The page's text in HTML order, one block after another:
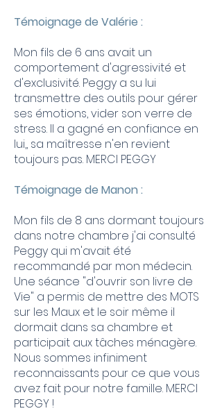
Témoignage de Valérie :
Mon fils de 6 ans avait un
comportement d'agressivité et
d'exclusivité. Peggy a su lui
transmettre des outils pour gérer
ses émotions, vider son verre de
stress. Il a gagné en confiance en
lui,, sa maîtresse n'en revient
toujours pas. MERCI PEGGY
Témoignage de Manon :
Mon fils de 8 ans dormant toujours
dans notre chambre j'ai consulté
Peggy qui m'avait été
recommandé par mon médecin.
Une séance "d'ouvrir son livre de
Vie" a permis de mettre des MOTS
sur les Maux et le soir même il
dormait dans sa chambre et
participait aux tâches ménagère.
Nous sommes infiniment
reconnaissants pour ce que vous
avez fait pour notre famille. MERCI
PEGGY !